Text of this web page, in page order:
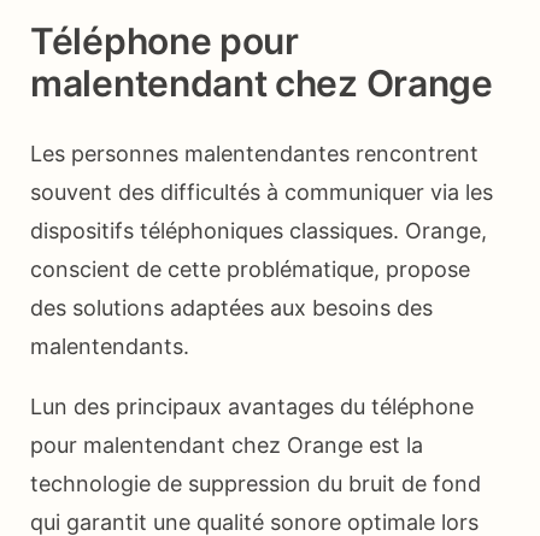
Téléphone pour
malentendant chez Orange
Les personnes malentendantes rencontrent
souvent des difficultés à communiquer via les
dispositifs téléphoniques classiques. Orange,
conscient de cette problématique, propose
des solutions adaptées aux besoins des
malentendants.
Lun des principaux avantages du téléphone
pour malentendant chez Orange est la
technologie de suppression du bruit de fond
qui garantit une qualité sonore optimale lors